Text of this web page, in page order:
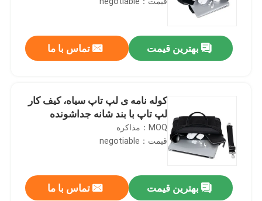
بهترین قیمت تماس با ما
کوله نامه ی لپ تاپ سیاه، کیف کار
لپ تاپ با بند شانه جداشونده
MOQ：مذاکره
قیمت：negotiable
بهترین قیمت تماس با ما